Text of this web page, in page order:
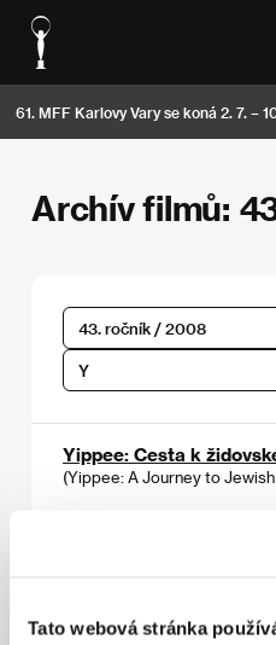
Tato webová stránka
61. MFF Karlovy Vary se koná 2. 7. –
Archív filmů:
43. ročník / 2008
Y
Yippee: Cesta k
(Yippee: A Journey to